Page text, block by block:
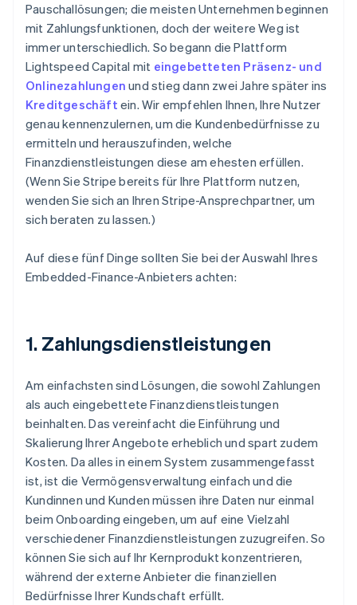
Pauschallösungen; die meisten Unternehmen beginnen
mit Zahlungsfunktionen, doch der weitere Weg ist
immer unterschiedlich. So begann die Plattform
Lightspeed Capital mit eingebetteten Präsenz- und
Onlinezahlungen und stieg dann zwei Jahre später ins
Kreditgeschäft ein. Wir empfehlen Ihnen, Ihre Nutzer
genau kennenzulernen, um die Kundenbedürfnisse zu
ermitteln und herauszufinden, welche
Finanzdienstleistungen diese am ehesten erfüllen.
(Wenn Sie Stripe bereits für Ihre Plattform nutzen,
wenden Sie sich an Ihren Stripe-Ansprechpartner, um
sich beraten zu lassen.)
Auf diese fünf Dinge sollten Sie bei der Auswahl Ihres
Embedded-Finance-Anbieters achten:
1. Zahlungsdienstleistungen
Am einfachsten sind Lösungen, die sowohl Zahlungen
als auch eingebettete Finanzdienstleistungen
beinhalten. Das vereinfacht die Einführung und
Skalierung Ihrer Angebote erheblich und spart zudem
Kosten. Da alles in einem System zusammengefasst
ist, ist die Vermögensverwaltung einfach und die
Kundinnen und Kunden müssen ihre Daten nur einmal
beim Onboarding eingeben, um auf eine Vielzahl
verschiedener Finanzdienstleistungen zuzugreifen. So
können Sie sich auf Ihr Kernprodukt konzentrieren,
während der externe Anbieter die finanziellen
Bedürfnisse Ihrer Kundschaft erfüllt.